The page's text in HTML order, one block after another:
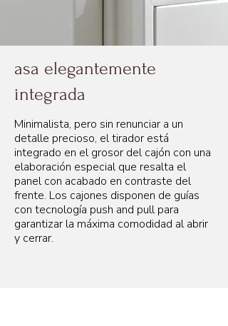
asa elegantemente
integrada
Minimalista, pero sin renunciar a un
detalle precioso, el tirador está
integrado en el grosor del cajón con una
elaboración especial que resalta el
panel con acabado en contraste del
frente. Los cajones disponen de guías
con tecnología push and pull para
garantizar la máxima comodidad al abrir
y cerrar.